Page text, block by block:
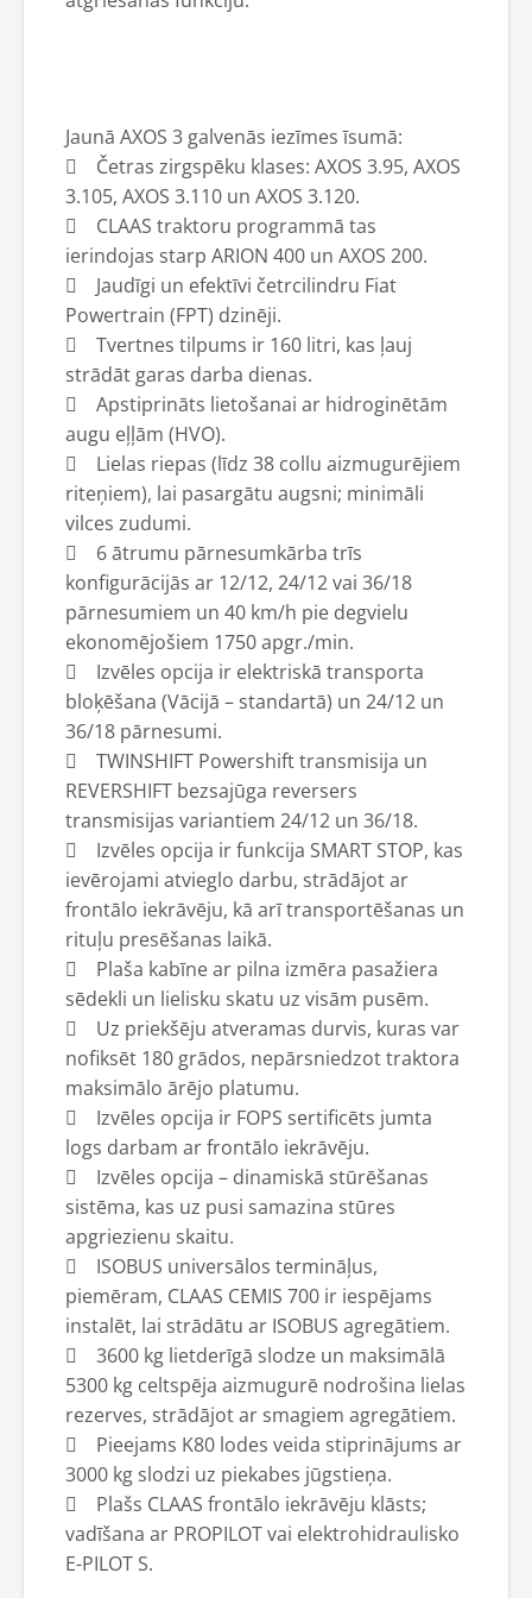
Jaunā AXOS 3 galvenās iezīmes īsumā:
 Četras zirgspēku klases: AXOS 3.95, AXOS
3.105, AXOS 3.110 un AXOS 3.120.
 CLAAS traktoru programmā tas
ierindojas starp ARION 400 un AXOS 200.
 Jaudīgi un efektīvi četrcilindru Fiat
Powertrain (FPT) dzinēji.
 Tvertnes tilpums ir 160 litri, kas ļauj
strādāt garas darba dienas.
 Apstiprināts lietošanai ar hidroginētām
augu eļļām (HVO).
 Lielas riepas (līdz 38 collu aizmugurējiem
riteņiem), lai pasargātu augsni; minimāli
vilces zudumi.
 6 ātrumu pārnesumkārba trīs
konfigurācijās ar 12/12, 24/12 vai 36/18
pārnesumiem un 40 km/h pie degvielu
ekonomējošiem 1750 apgr./min.
 Izvēles opcija ir elektriskā transporta
bloķēšana (Vācijā – standartā) un 24/12 un
36/18 pārnesumi.
 TWINSHIFT Powershift transmisija un
REVERSHIFT bezsajūga reversers
transmisijas variantiem 24/12 un 36/18.
 Izvēles opcija ir funkcija SMART STOP, kas
ievērojami atvieglo darbu, strādājot ar
frontālo iekrāvēju, kā arī transportēšanas un
rituļu presēšanas laikā.
 Plaša kabīne ar pilna izmēra pasažiera
sēdekli un lielisku skatu uz visām pusēm.
 Uz priekšēju atveramas durvis, kuras var
nofiksēt 180 grādos, nepārsniedzot traktora
maksimālo ārējo platumu.
 Izvēles opcija ir FOPS sertificēts jumta
logs darbam ar frontālo iekrāvēju.
 Izvēles opcija – dinamiskā stūrēšanas
sistēma, kas uz pusi samazina stūres
apgriezienu skaitu.
 ISOBUS universālos termināļus,
piemēram, CLAAS CEMIS 700 ir iespējams
instalēt, lai strādātu ar ISOBUS agregātiem.
 3600 kg lietderīgā slodze un maksimālā
5300 kg celtspēja aizmugurē nodrošina lielas
rezerves, strādājot ar smagiem agregātiem.
 Pieejams K80 lodes veida stiprinājums ar
3000 kg slodzi uz piekabes jūgstieņa.
 Plašs CLAAS frontālo iekrāvēju klāsts;
vadīšana ar PROPILOT vai elektrohidraulisko
E-PILOT S.